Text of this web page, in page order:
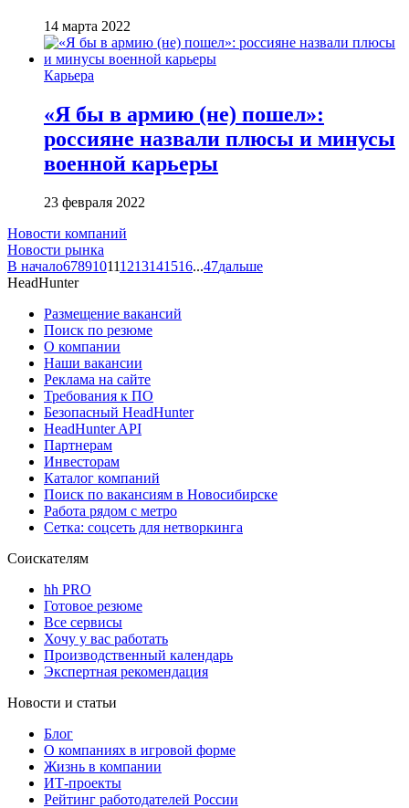
14 марта 2022
Карьера
«Я бы в армию (не) пошел»:
россияне назвали плюсы и минусы
военной карьеры
23 февраля 2022
Новости компаний
Новости рынка
В начало678910111213141516...47дальше
HeadHunter
Размещение вакансий
Поиск по резюме
О компании
Наши вакансии
Реклама на сайте
Требования к ПО
Безопасный HeadHunter
HeadHunter API
Партнерам
Инвесторам
Каталог компаний
Поиск по вакансиям в Новосибирске
Работа рядом с метро
Сетка: соцсеть для нетворкинга
Соискателям
hh PRO
Готовое резюме
Все сервисы
Хочу у вас работать
Производственный календарь
Экспертная рекомендация
Новости и статьи
Блог
О компаниях в игровой форме
Жизнь в компании
ИТ-проекты
Рейтинг работодателей России